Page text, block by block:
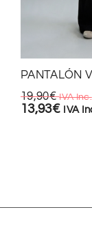
PANTALÓN
19,90€ IVA Inc.
13,93€ IVA